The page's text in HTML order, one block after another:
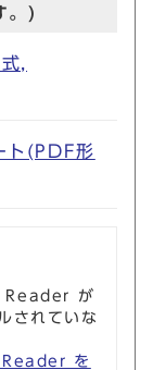
。)
,
ト(PDF形
Reader が
されていな
を